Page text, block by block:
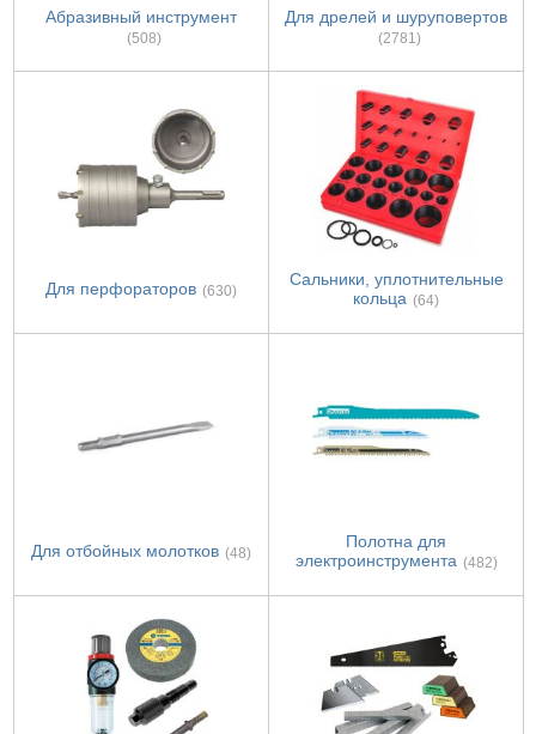
Абразивный инструмент
(508)
Для дрелей и шуруповертов
(2781)
Для перфораторов (630)
Сальники, уплотнительные
кольца (64)
Для отбойных молотков (48)
Полотна для
электроинструмента (482)